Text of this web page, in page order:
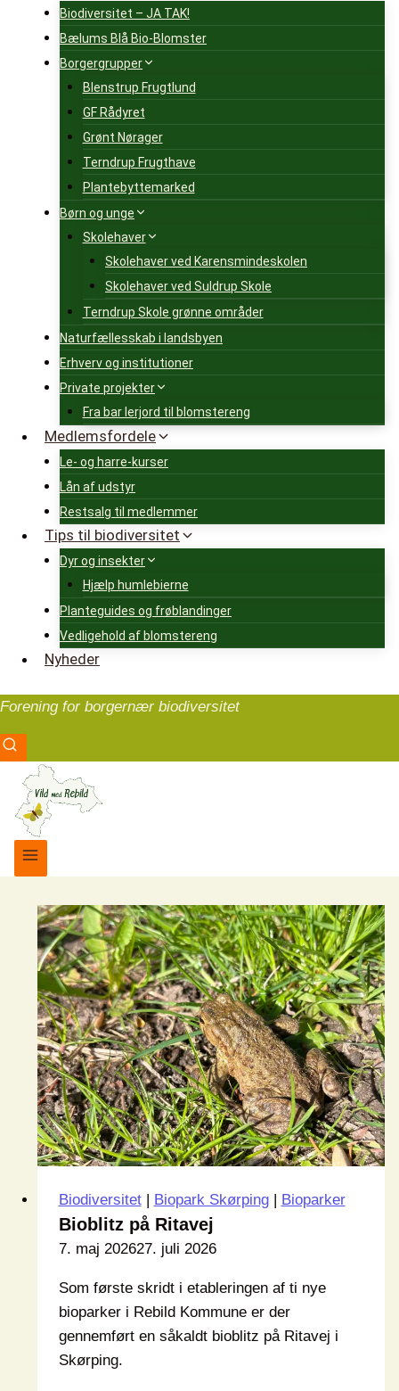
Biodiversitet – JA TAK!
Bælums Blå Bio-Blomster
Borgergrupper
Blenstrup Frugtlund
GF Rådyret
Grønt Nørager
Terndrup Frugthave
Plantebyttemarked
Børn og unge
Skolehaver
Skolehaver ved Karensmindeskolen
Skolehaver ved Suldrup Skole
Terndrup Skole grønne områder
Naturfællesskab i landsbyen
Erhverv og institutioner
Private projekter
Fra bar lerjord til blomstereng
Medlemsfordele
Le- og harre-kurser
Lån af udstyr
Restsalg til medlemmer
Tips til biodiversitet
Dyr og insekter
Hjælp humlebierne
Planteguides og frøblandinger
Vedligehold af blomstereng
Nyheder
Forening for borgernær biodiversitet
Biodiversitet| Biopark Skørping| Bioparker
Bioblitz på Ritavej
7. maj 202627. juli 2026
Som første skridt i etableringen af ti nye
bioparker i Rebild Kommune er der
gennemført en såkaldt bioblitz på Ritavej i
Skørping.